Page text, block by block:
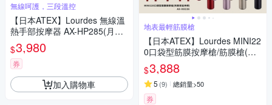
無線呵護，三段溫控
【日本ATEX】Lourdes 無線溫
熱手部按摩器 AX-HP285(月牙
白/櫻花粉)
$3,980
券
加入購物車
地表最輕筋膜槍
【日本ATEX】Lourdes MINI22
0口袋型筋膜按摩槍/筋膜槍(附
肩背伸縮桿) -4色任選
$3,888
5 (9) 總銷量>50
券